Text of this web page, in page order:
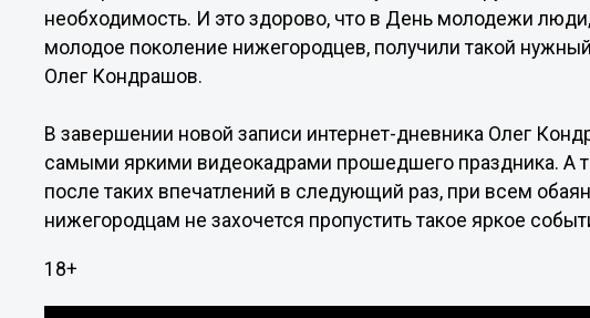
необходимость. И это здорово, что в День молодежи
молодое поколение нижегородцев, получили такой
Олег Кондрашов.
В завершении новой записи интернет-дневника Олег
самыми яркими видеокадрами прошедшего праздника. А
после таких впечатлений в следующий раз, при всем
нижегородцам не захочется пропустить такое яркое
18+